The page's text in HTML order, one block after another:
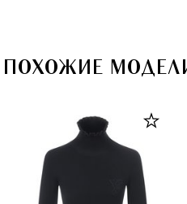
ПОХОЖИЕ